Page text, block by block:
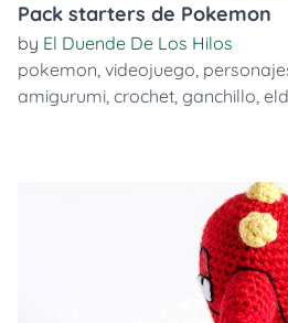
Pack starters de Pokemon
by El Duende De Los Hilos
pokemon, videojuego,
amigurumi, crochet, ganchillo,